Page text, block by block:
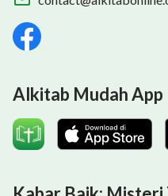
Alkitab Mudah App